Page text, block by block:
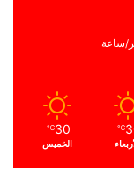
℃
30
℃
الخميس